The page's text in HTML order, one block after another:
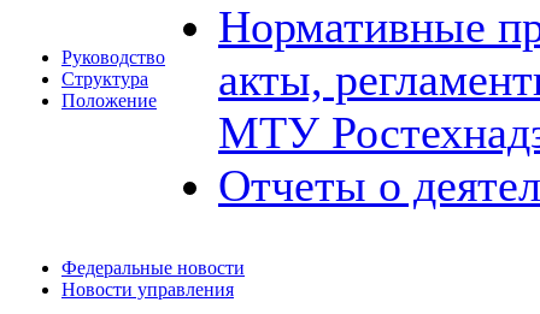
Руководство
Структура
Положение
Нормативные
акты,
МТУ
Отчеты о
Федеральные новости
Новости управления